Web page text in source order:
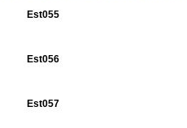
Est055
Est056
Est057